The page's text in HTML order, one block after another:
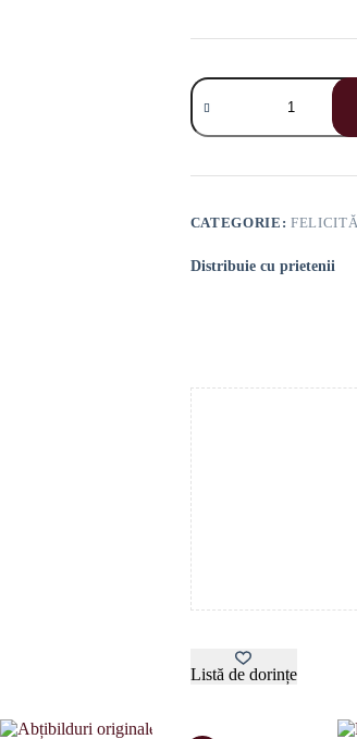
Cantitate
Felicitare
Moft
„Happy
CATEGORIE:
Distribuie cu prietenii
Listă de dorințe